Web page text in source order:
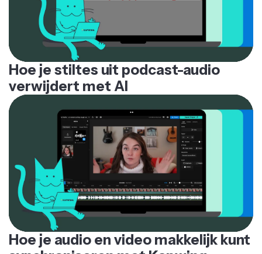
Hoe je stiltes uit podcast-audio
verwijdert met AI
Hoe je audio en video makkelijk kunt
synchroniseren met Kapwing